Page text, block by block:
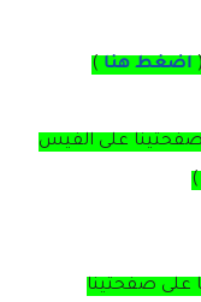
اضغط هنا )
صفحتينا على الفيس
)
على صفحتينا